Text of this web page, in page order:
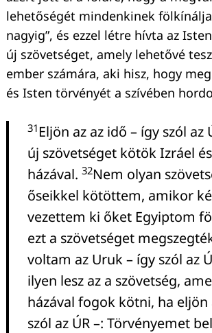
lehetőségét mindenkinek
nagyig”, és ezzel létre hívta az
új szövetséget, amely lehetővé
ember számára, aki hisz, hogy
és Isten törvényét a szívében
31 Eljön az az idő – így szól az
új szövetséget kötök Izráel
házával. 32Nem olyan
őseikkel kötöttem, amikor
vezettem ki őket Egyiptom
ezt a szövetséget
voltam az Uruk – így szól az
ilyen lesz az a szövetség,
házával fogok kötni, ha eljön
szól az ÚR –: Törvényemet